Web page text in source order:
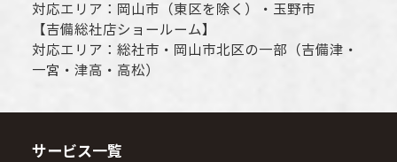
対応エリア： 岡山市 （東区を除く）・玉野市
【吉備総社店ショールーム】
対応エリア： 総社市 ・ 岡山市北区の一部（吉備津・
一宮・津高・高松）
サービス一覧